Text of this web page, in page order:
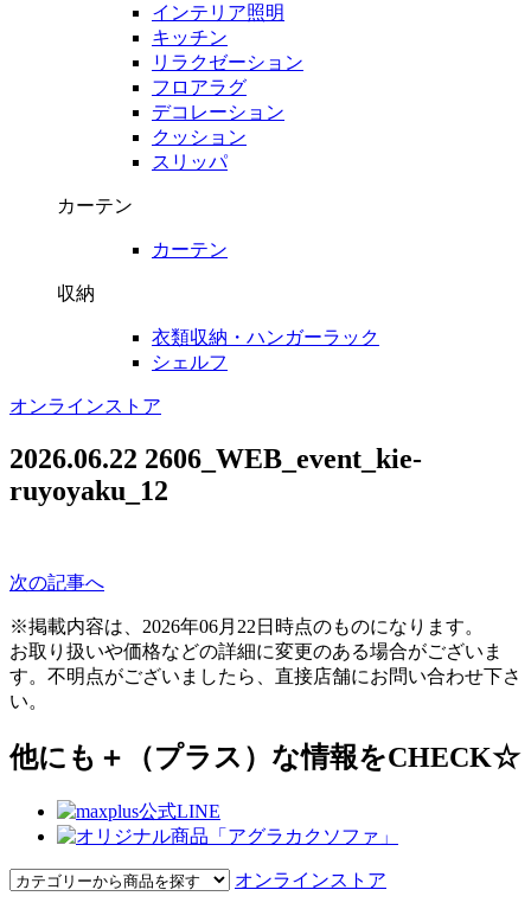
インテリア照明
キッチン
リラクゼーション
フロアラグ
デコレーション
クッション
スリッパ
カーテン
カーテン
収納
衣類収納・ハンガーラック
シェルフ
オンラインストア
2026.06.22 2606_WEB_event_kie-
ruyoyaku_12
次の記事へ
※掲載内容は、2026年06月22日時点のものになります。
お取り扱いや価格などの詳細に変更のある場合がございま
す。不明点がございましたら、直接店舗にお問い合わせ下さ
い。
他にも＋（プラス）な情報をCHECK☆
オンラインストア